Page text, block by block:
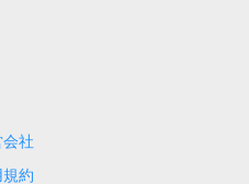
社
約